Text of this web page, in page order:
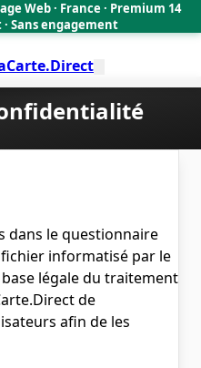
Web · France · Premium 14
Sans engagement
dans le questionnaire
informatisé par le
légale du traitement
de
afin de les